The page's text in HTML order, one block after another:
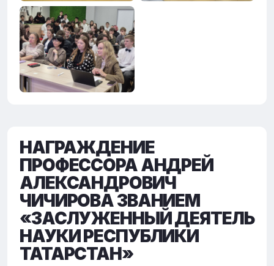
НАГРАЖДЕНИЕ
ПРОФЕССОРА АНДРЕЙ
АЛЕКСАНДРОВИЧ
ЧИЧИРОВА ЗВАНИЕМ
«ЗАСЛУЖЕННЫЙ ДЕЯТЕЛЬ
НАУКИ РЕСПУБЛИКИ
ТАТАРСТАН»